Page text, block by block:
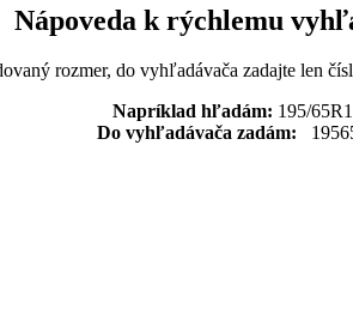
Nápoveda k rýchlemu
rozmer, do vyhľadávača zadajte len
Napríklad hľadám: 195/
Do vyhľadávača zadám: